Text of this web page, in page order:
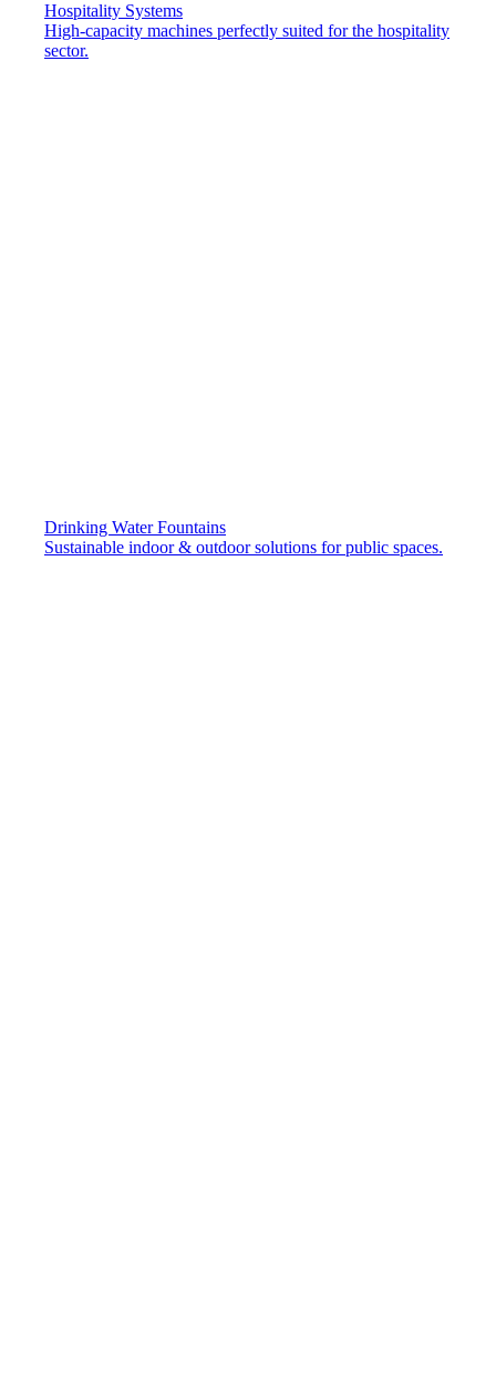
Hospitality Systems
High-capacity machines perfectly suited for the hospitality
sector.
Drinking Water Fountains
Sustainable indoor & outdoor solutions for public spaces.